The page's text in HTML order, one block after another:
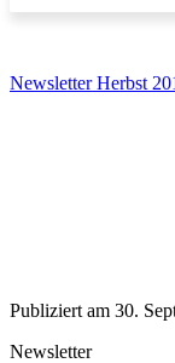
Newsletter Herbst
Publiziert am 30.
Newsletter